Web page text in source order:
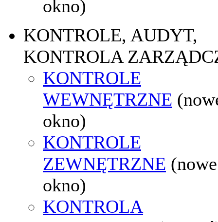
okno)
KONTROLE, AUDYT,
KONTROLA
KONTROLE
WEWNĘTRZNE
okno)
KONTROLE
ZEWNĘTRZNE (nowe
okno)
KONTROLA